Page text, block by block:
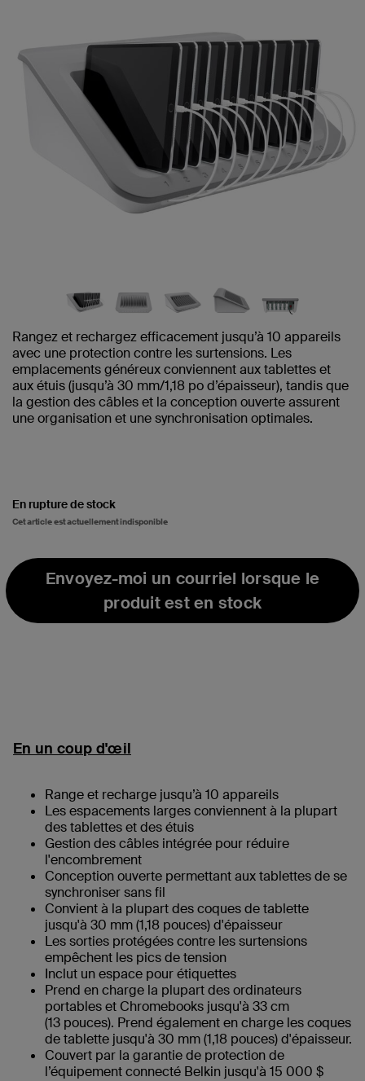
Rangez et rechargez efficacement jusqu’à 10 appareils
avec une protection contre les surtensions. Les
emplacements généreux conviennent aux tablettes et
aux étuis (jusqu’à 30 mm/1,18 po d’épaisseur), tandis que
la gestion des câbles et la conception ouverte assurent
une organisation et une synchronisation optimales.
En rupture de stock
Cet article est actuellement indisponible
Envoyez-moi un courriel lorsque le
produit est en stock
En un coup d'œil
Range et recharge jusqu’à 10 appareils
Les espacements larges conviennent à la plupart
des tablettes et des étuis
Gestion des câbles intégrée pour réduire
l'encombrement
Conception ouverte permettant aux tablettes de se
synchroniser sans fil
Convient à la plupart des coques de tablette
jusqu'à 30 mm (1,18 pouces) d'épaisseur
Les sorties protégées contre les surtensions
empêchent les pics de tension
Inclut un espace pour étiquettes
Prend en charge la plupart des ordinateurs
portables et Chromebooks jusqu'à 33 cm
(13 pouces). Prend également en charge les coques
de tablette jusqu'à 30 mm (1,18 pouces) d'épaisseur.
Couvert par la garantie de protection de
l’équipement connecté Belkin jusqu'à 15 000 $